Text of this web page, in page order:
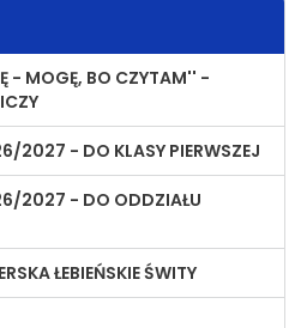
- MOGĘ, BO CZYTAM'' -
2027 - DO KLASY PIERWSZEJ
2027 - DO ODDZIAŁU
ŁEBIEŃSKIE ŚWITY